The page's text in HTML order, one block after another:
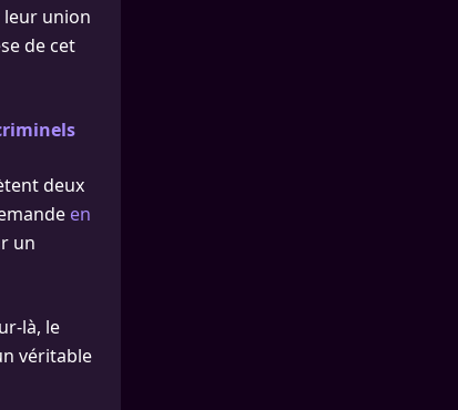
leur union
de cet
deux
en
un
là, le
véritable